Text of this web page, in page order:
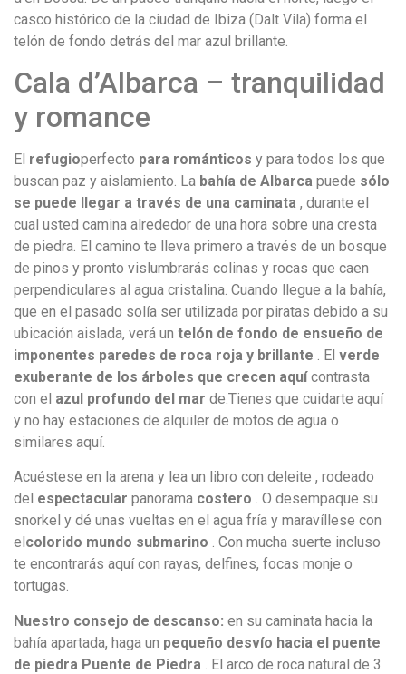
casco histórico de la ciudad de Ibiza (Dalt Vila) forma el
telón de fondo detrás del mar azul brillante.
Cala d’Albarca – tranquilidad
y romance
El refugioperfecto para románticos y para todos los que
buscan paz y aislamiento. La bahía de Albarca puede sólo
se puede llegar a través de una caminata , durante el
cual usted camina alrededor de una hora sobre una cresta
de piedra. El camino te lleva primero a través de un bosque
de pinos y pronto vislumbrarás colinas y rocas que caen
perpendiculares al agua cristalina. Cuando llegue a la bahía,
que en el pasado solía ser utilizada por piratas debido a su
ubicación aislada, verá un telón de fondo de ensueño de
imponentes paredes de roca roja y brillante . El verde
exuberante de los árboles que crecen aquícontrasta
con el azul profundo del mar de.Tienes que cuidarte aquí
y no hay estaciones de alquiler de motos de agua o
similares aquí.
Acuéstese en la arena y lea un libro con deleite , rodeado
del espectacular panorama costero . O desempaque su
snorkel y dé unas vueltas en el agua fría y maravíllese con
el colorido mundo submarino . Con mucha suerte incluso
te encontrarás aquí con rayas, delfines, focas monje o
tortugas.
Nuestro consejo de descanso: en su caminata hacia la
bahía apartada, haga un pequeño desvío hacia el puente
de piedra Puente de Piedra . El arco de roca natural de 3